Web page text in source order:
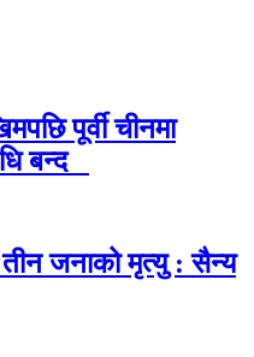
पूर्वी चीनमा
बन्द
जनाको मृत्यु : सैन्य